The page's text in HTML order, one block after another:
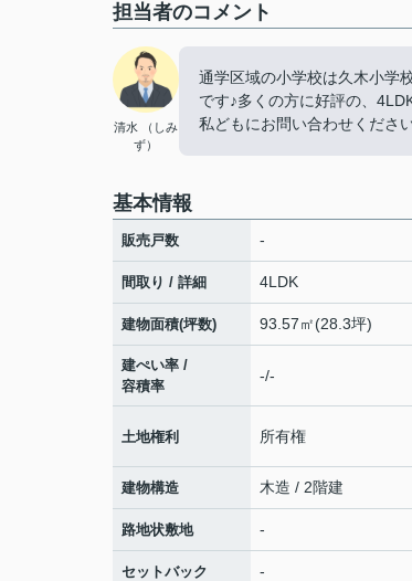
担当者のコメント
清水 （しみ
ず）
通学区域の小学校は久木小学
です♪多くの方に好評の、
私どもにお問い合わせくださ
基本情報
販売戸数 -
間取り / 詳細 4LDK
建物面積(坪数) 93.57㎡(28.3坪)
建ぺい率 /
容積率
-/-
土地権利 所有権
建物構造 木造 / 2階建
路地状敷地 -
セットバック -